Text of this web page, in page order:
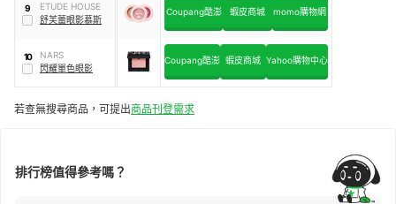
9
ETUDE HOUSE
舒芙蕾眼影慕斯
Coupang酷澎 蝦皮商城 momo購物網
10
NARS
閃耀單色眼影
Coupang酷澎 蝦皮商城 Yahoo購物中心
若查無搜尋商品，可提出商品刊登需求
排行榜值得參考嗎？